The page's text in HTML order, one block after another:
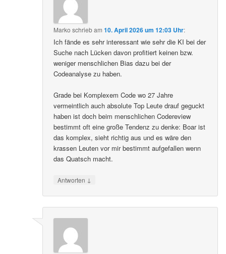
Marko schriebam10. April 2026 um 12:03 Uhr:
Ich fände es sehr interessant wie sehr die KI bei der
Suche nach Lücken davon profitiert keinen bzw.
weniger menschlichen Bias dazu bei der
Codeanalyse zu haben.
Grade bei Komplexem Code wo 27 Jahre
vermeintlich auch absolute Top Leute drauf geguckt
haben ist doch beim menschlichen Codereview
bestimmt oft eine große Tendenz zu denke: Boar ist
das komplex, sieht richtig aus und es wäre den
krassen Leuten vor mir bestimmt aufgefallen wenn
das Quatsch macht.
Antworten ↓